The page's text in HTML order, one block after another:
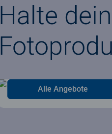
Halte
Alle Angebote